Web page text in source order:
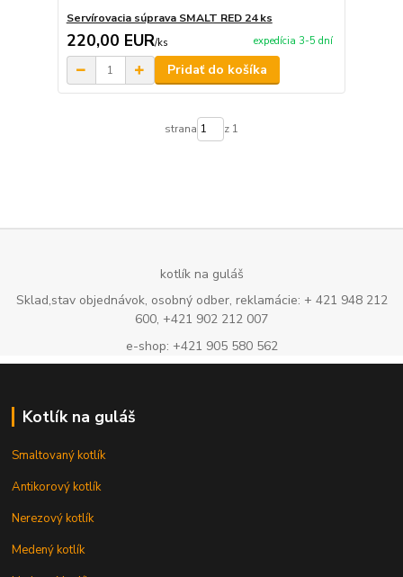
Servírovacia súprava SMALT RED 24 ks
220,00 EUR/ks expedícia 3-5 dní
Pridať do košíka
strana z 1
kotlík na guláš
Sklad,stav objednávok, osobný odber, reklamácie: + 421 948 212
600, +421 902 212 007
e-shop: +421 905 580 562
Kotlík na guláš
Smaltovaný kotlík
Antikorový kotlík
Nerezový kotlík
Medený kotlík